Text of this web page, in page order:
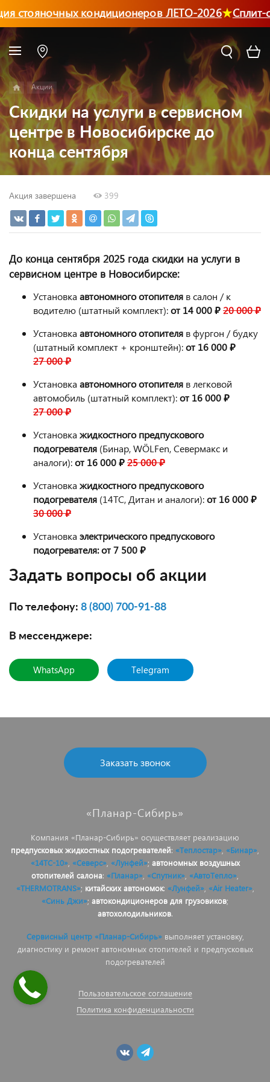
стояночных кондиционеров ЛЕТО-2026 Сплит-
Акции
Скидки на услуги в сервисном
центре в Новосибирске до
конца сентября
Акция завершена 399
До конца сентября 2025 года скидки на услуги в
сервисном центре в Новосибирске:
Установка автономного отопителя в салон / к
водителю (штатный комплект):от 14 000 ₽20 000 ₽
Установка автономного отопителя в фургон / будку
(штатный комплект + кронштейн):от 16 000 ₽
27 000 ₽
Установка автономного отопителя в легковой
автомобиль (штатный комплект):от 16 000 ₽
27 000 ₽
Установка жидкостного предпускового
подогревателя (Бинар, WÖLFen, Севермакс и
аналоги):от 16 000 ₽25 000 ₽
Установка жидкостного предпускового
подогревателя (14ТС, Дитан и аналоги):от 16 000 ₽
30 000 ₽
Установка электрического предпускового
подогревателя:от 7 500 ₽
Задать вопросы об акции
По телефону: 8 (800) 700-91-88
В мессенджере:
WhatsApp Telegram
Заказать звонок
«Планар-Сибирь»
Компания «Планар-Сибирь» осуществляет реализацию
предпусковых жидкостных подогревателей: «Теплостар» «Бинар»
«14ТС-10», «Северс», «Лунфей»; автономных воздушных
отопителей салона: «Планар» «Спутник» «АвтоТепло»
«THERMOTRANS»; китайских автономок: «Лунфей», «Air Heater»,
«Синь Джи»; автокондиционеров для грузовиков;
автохолодильников.
Сервисный центр «Планар-Сибирь»выполняет установку,
диагностику и ремонт автономных отопителей и предпусковых
подогревателей
Пользовательское соглашение
Политика конфиденциальности